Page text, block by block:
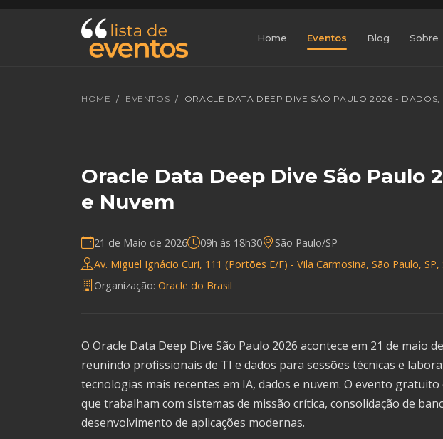
Home Eventos Blog Sobre
HOME EVENTOS ORACLE DATA DEEP DIVE SÃO PAULO 2026 - DADOS,
Oracle Data Deep Dive São Paulo
e Nuvem
21 de Maio de 2026 09h às 18h30
São Paulo/SP
Av. Miguel Ignácio Curi, 111 (Portões E/F) - Vila Carmosina, São Paulo, SP,
Organização: Oracle do Brasil
O Oracle Data Deep Dive São Paulo 2026 acontece em 21 de maio
reunindo profissionais de TI e dados para sessões técnicas e
tecnologias mais recentes em IA, dados e nuvem. O evento
que trabalham com sistemas de missão crítica, consolidação de
desenvolvimento de aplicações modernas.